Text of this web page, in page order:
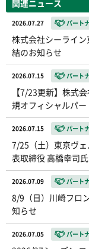
関連ニュース
2026.07.27 パート
株式会社シーライ
結のお知らせ
2026.07.15 パート
【7/23更新】株式
規オフィシャルパ
2026.07.15 パート
7/25（土）東京ヴ
表取締役 高橋幸司
2026.07.09 パート
8/9（日）川崎フロ
知らせ
2026.07.05 パート